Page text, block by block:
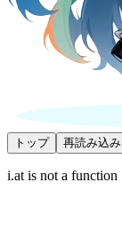
トップ 再読み込み
i.at is not a function